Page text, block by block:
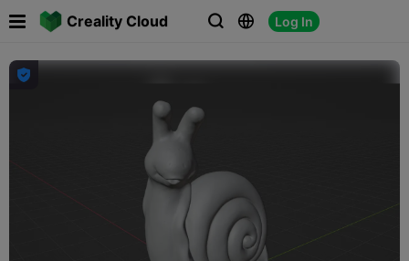
Creality Cloud   Log In
 
